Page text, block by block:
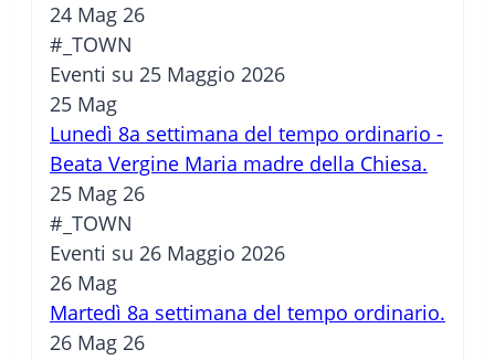
24 Mag 26
#_TOWN
Eventi su 25 Maggio 2026
25 Mag
Lunedì 8a settimana del tempo ordinario -
Beata Vergine Maria madre della Chiesa.
25 Mag 26
#_TOWN
Eventi su 26 Maggio 2026
26 Mag
Martedì 8a settimana del tempo ordinario.
26 Mag 26